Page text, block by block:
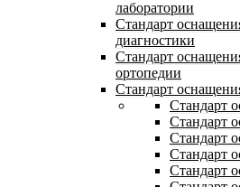
лаборатории
Стандарт
диагностики
Стандарт
ортопедии
Стандарт
Стандарт
Стандарт
Стандарт
Стандарт
Стандарт